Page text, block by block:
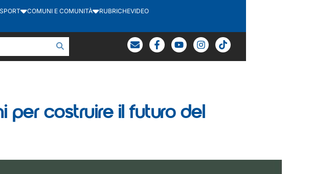
SPORT COMUNI E COMUNITÀ RUBRICHEVIDEO
per costruire il futuro del